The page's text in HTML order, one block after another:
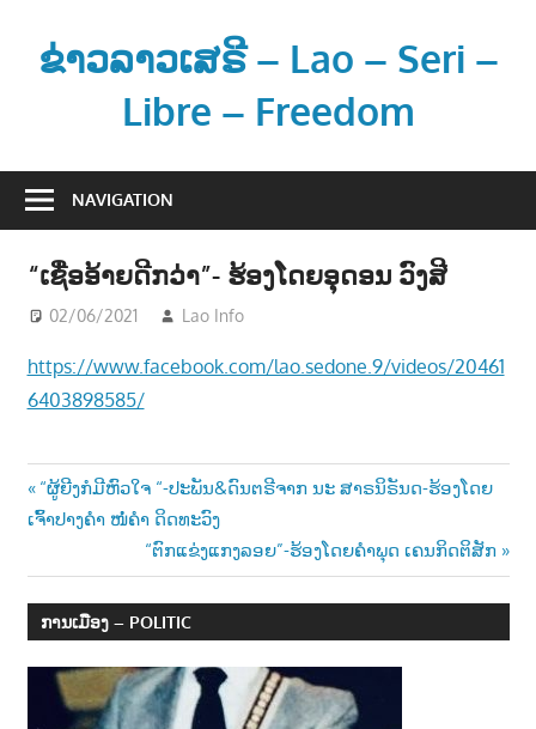
contentຂ່າວລາວເສຣີ – Lao – Seri –
Libre – Freedom
າ
ະ
ມູ
ນ
າ
ວ
ສ
NAVIGATION
“ເຊື່ອອ້າຍດີກວ່າ”- ຮ້ອງໂດຍອຸດອນ ວົງສີ
02/06/2021 Lao Info
https://www.facebook.com/lao.sedone.9/videos/20461
6403898585/
Post
navigation
Previous
Post:
“ຜູ້ຍີງກໍມີຫົວໃຈ “-ປະພັນ&ດົນຕຣີຈາກ ນະ ສາຣນິຣັນດ-ຮ້ອງໂດຍ
ເຈົ້າປາງຄຳ ໜໍ່ຄຳ ດິດທະວົງ
Next
Post:
“ຕົກແຂ່ງແກງລອຍ”-ຮ້ອງໂດຍຄຳພຸດ ເຄນກິດຕິສັກ
ການເມືອງ – POLITIC